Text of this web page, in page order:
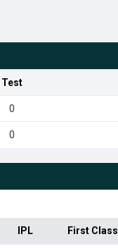
Test
0
0
IPL First Class